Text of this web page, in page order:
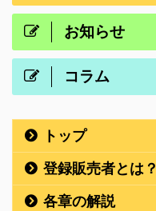
お知らせ
コラム
トップ
登録販売者とは？
各章の解説